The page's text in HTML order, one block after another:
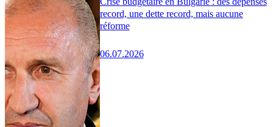
record, une dette record, mais aucune
réforme
06.07.2026